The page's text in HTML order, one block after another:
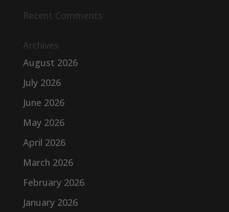
Recent Comments
Archives
August 2026
July 2026
June 2026
May 2026
April 2026
March 2026
February 2026
January 2026